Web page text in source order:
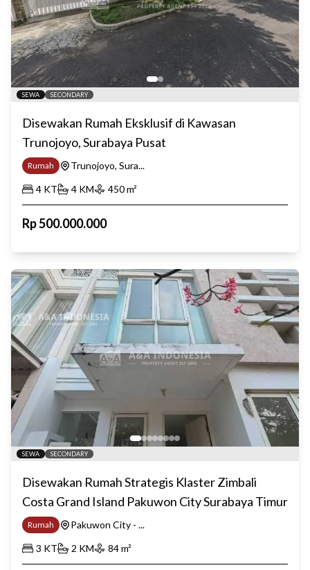
SEWA SECONDARY
Disewakan Rumah Eksklusif di Kawasan
Trunojoyo, Surabaya Pusat
Rumah
Trunojoyo, Sura...
4 KT 4 KM 450m²
Rp500.000.000
SEWA SECONDARY
Disewakan Rumah Strategis Klaster Zimbali
Costa Grand Island Pakuwon City Surabaya Timur
Rumah
Pakuwon City - ...
3 KT 2 KM 84m²